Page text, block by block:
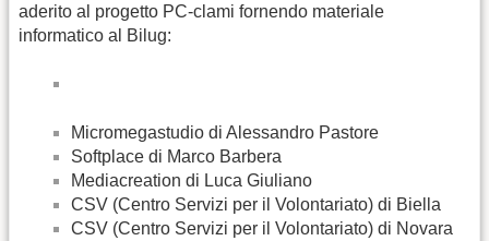
aderito al progetto PC-clami fornendo materiale
informatico al Bilug:
Micromegastudio di Alessandro Pastore
Softplace di Marco Barbera
Mediacreation di Luca Giuliano
CSV (Centro Servizi per il Volontariato) di Biella
CSV (Centro Servizi per il Volontariato) di Novara